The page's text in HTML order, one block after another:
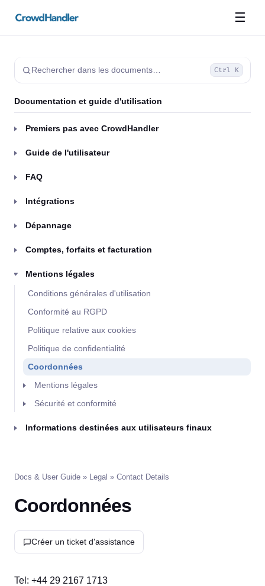
☰
Rechercher dans les documents… Ctrl K
Documentation et guide d'utilisation
Premiers pas avec CrowdHandler
Guide de l'utilisateur
FAQ
Intégrations
Dépannage
Comptes, forfaits et facturation
Mentions légales
Conditions générales d'utilisation
Conformité au RGPD
Politique relative aux cookies
Politique de confidentialité
Coordonnées
Mentions légales
Sécurité et conformité
Informations destinées aux utilisateurs finaux
Docs & User Guide » Legal » Contact Details
Coordonnées
Créer un ticket d'assistance
Tel: +44 29 2167 1713